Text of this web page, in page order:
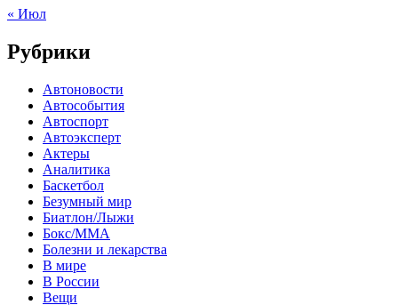
« Июл
Рубрики
Автоновости
Автособытия
Автоспорт
Автоэксперт
Актеры
Аналитика
Баскетбол
Безумный мир
Биатлон/Лыжи
Бокс/MMA
Болезни и лекарства
В мире
В России
Вещи